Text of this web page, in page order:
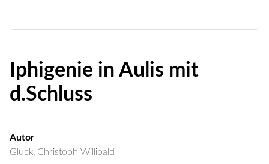
Iphigenie in Aulis mit
d.Schluss
Autor
Gluck, Christoph Willibald